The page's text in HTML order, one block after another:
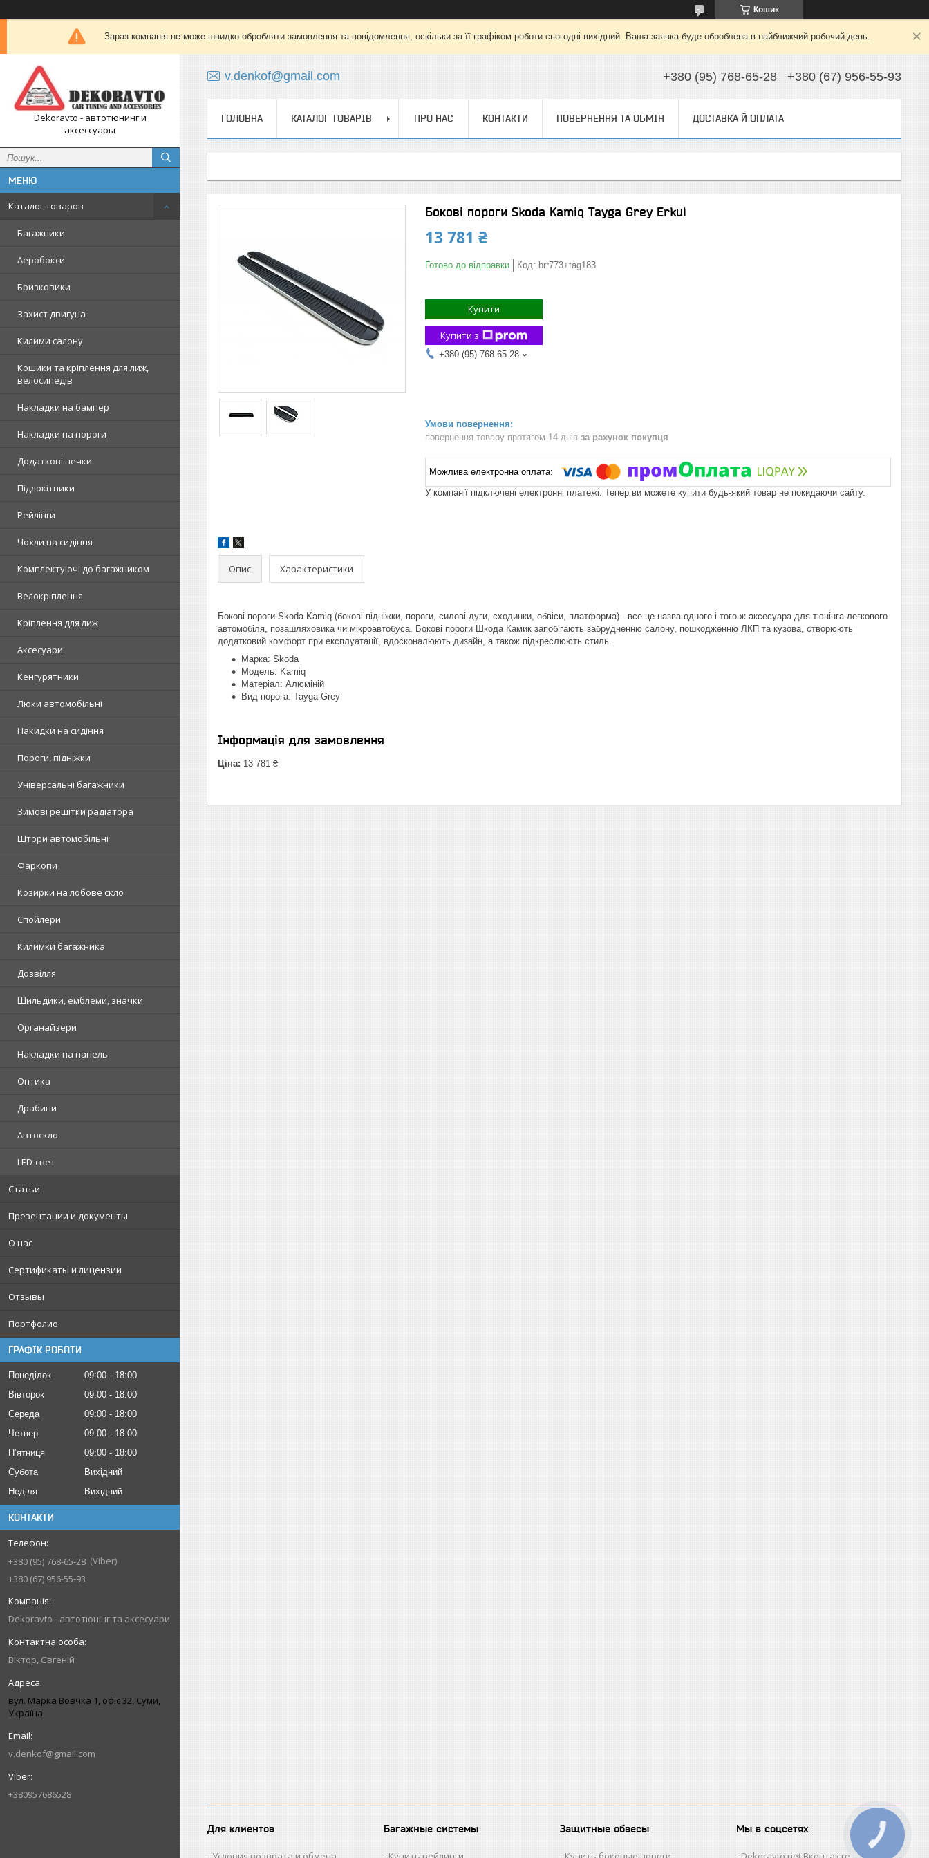
Кошик
Зараз компанія не може швидко обробляти замовлення та повідомлення, оскільки за її графіком роботи сьогодні вихідний. Ваша заявка буде оброблена в найближчий робочий день.
Dekoravto - автотюнинг и
аксессуары
Каталог товаров
Багажники
Аеробокси
Бризковики
Захист двигуна
Килими салону
Кошики та кріплення для лиж,
велосипедів
Накладки на бампер
Накладки на пороги
Додаткові печки
Підлокітники
Рейлінги
Чохли на сидіння
Комплектуючі до багажником
Велокріплення
Кріплення для лиж
Аксесуари
Кенгурятники
Люки автомобільні
Накидки на сидіння
Пороги, підніжки
Універсальні багажники
Зимові решітки радіатора
Штори автомобільні
Фаркопи
Козирки на лобове скло
Спойлери
Килимки багажника
Дозвілля
Шильдики, емблеми, значки
Органайзери
Накладки на панель
Оптика
Драбини
Автоскло
LED-свет
Статьи
Презентации и документы
О нас
Сертификаты и лицензии
Отзывы
Портфолио
ГРАФІК РОБОТИ
Понеділок 09:00
18:00
Вівторок
09:00
18:00
Середа
09:00
18:00
Четвер
09:00
18:00
Пʼятниця
09:00
18:00
Субота
Вихідний
Неділя
Вихідний
КОНТАКТИ
+380 (95) 768-65-28 Viber
+380 (67) 956-55-93
Dekoravto - автотюнінг та аксесуари
Віктор, Євгеній
вул. Марка Вовчка 1, офіс 32, Суми,
Україна
v.denkof@gmail.com
+380957686528
v.denkof@gmail.com +380 (95) 768-65-28 +380 (67) 956-55-93
ГОЛОВНА КАТАЛОГ ТОВАРІВ ПРО НАС КОНТАКТИ ПОВЕРНЕННЯ ТА ОБМІН ДОСТАВКА Й ОПЛАТА
Бокові пороги Skoda Kamiq Tayga Grey Erkul
13 781 ₴
Готово до відправки Код: brr773+tag183
Купити
Купити з
+380 (95) 768-65-28
повернення товару протягом 14 днів за рахунок покупця
У компанії підключені електронні платежі. Тепер ви можете купити будь-який товар не покидаючи сайту.
Опис Характеристики
Бокові пороги Skoda Kamiq (бокові підніжки, пороги, силові дуги, сходинки, обвіси, платформа) - все це назва одного і того ж аксесуара для тюнінга легкового
автомобіля, позашляховика чи мікроавтобуса. Бокові пороги Шкода Камик запобігають забрудненню салону, пошкодженню ЛКП та кузова, створюють
додатковий комфорт при експлуатації, вдосконалюють дизайн, а також підкреслюють стиль.
Марка: Skoda
Модель: Kamiq
Матеріал: Алюміній
Вид порога: Tayga Grey
Інформація для замовлення
Ціна: 13 781 ₴
Для клиентов Багажные системы Защитные обвесы Мы в соцсетях
КНОПКА
ЗВ'ЯЗКУ